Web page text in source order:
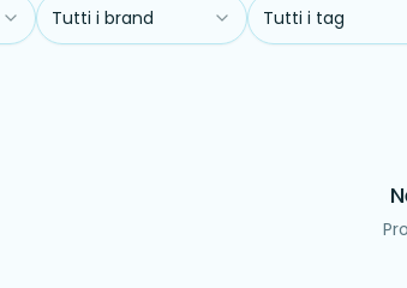
Tutti i brand Tutti i tag